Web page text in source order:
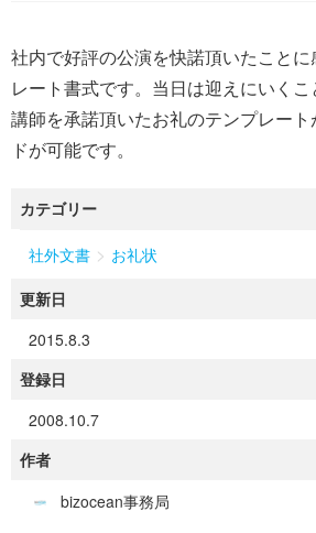
社内で好評の公演を快諾頂いたこと
レート書式です。当日は迎えにいくこ
講師を承諾頂いたお礼のテンプレー
ドが可能です。
カテゴリー
社外文書 > お礼状
更新日
2015.8.3
登録日
2008.10.7
作者
bizocean事務局